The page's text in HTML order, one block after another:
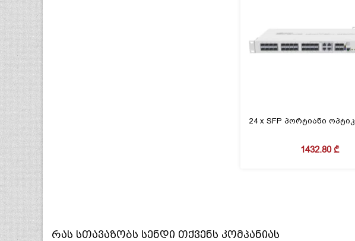
1432.80₾
რას სთავაზობს სენდი თქვენს კომპანიას